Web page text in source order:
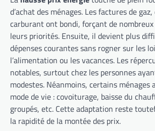
d’achat des ménages. Les factures de
carburant ont bondi, forçant de
leurs priorités. Ensuite, il devient plus
dépenses courantes sans rogner sur les
l’alimentation ou les vacances. Les
notables, surtout chez les personnes
modestes. Néanmoins, certains ménages
mode de vie : covoiturage, baisse du
groupés, etc. Cette adaptation reste
la rapidité de la montée des prix.